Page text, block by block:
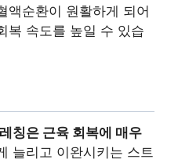
액순환이 원활하게 되어
복 속도를 높일 수 있습
칭은 근육 회복에 매우
늘리고 이완시키는 스트